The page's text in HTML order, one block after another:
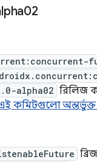
alpha02 রিলিজ
কমিটগুলো অন্তর্ভুক্ত